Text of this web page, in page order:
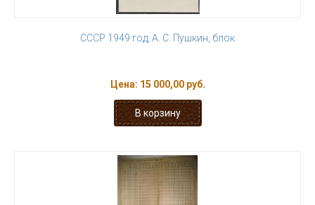
СССР 1949 год, А. С. Пушкин, блок
Цена: 15 000,00 руб.